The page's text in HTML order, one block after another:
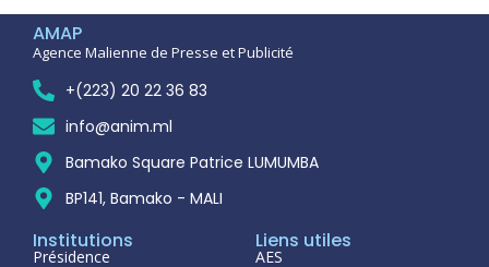
AMAP
Agence Malienne de Presse et Publicité
+(223) 20 22 36 83
info@anim.ml
Bamako Square Patrice LUMUMBA
BP141, Bamako - MALI
Institutions
Présidence
Liens utiles
AES